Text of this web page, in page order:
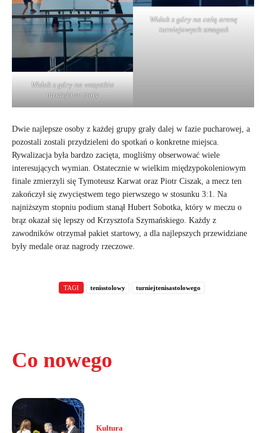
Co nowego
Kultura
Widok z góry na wszystkie
turniejowe stoły
Widok z góry na całą arenę
turniejowych zmagań
Dwie najlepsze osoby z każdej grupy grały dalej w fazie pucharowej, a
pozostali zostali przydzieleni do spotkań o konkretne miejsca.
Rywalizacja była bardzo zacięta, mogliśmy obserwować wiele
interesujących wymian. Ostatecznie w wielkim międzypokoleniowym
finale zmierzyli się Tymoteusz Karwat oraz Piotr Ciszak, a mecz ten
zakończył się zwycięstwem tego pierwszego w stosunku 3:1. Na
najniższym stopniu podium stanął Hubert Sobotka, który w meczu o
brąz okazał się lepszy od Krzysztofa Szymańskiego. Każdy z
zawodników otrzymał pakiet startowy, a dla najlepszych przewidziane
były medale oraz nagrody rzeczowe.
TAGI tenisstolowy turniejtenisastolowego